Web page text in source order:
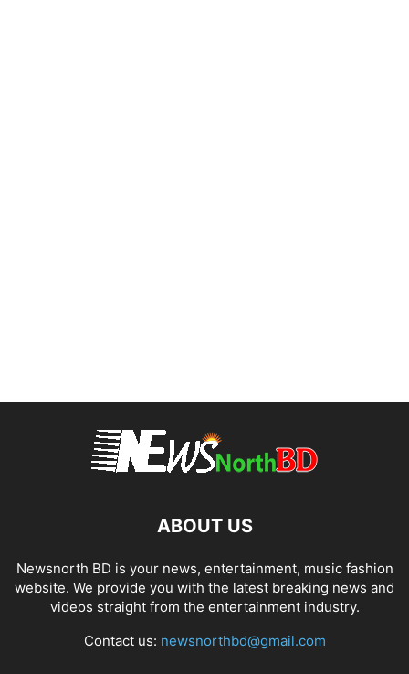
ABOUT US
Newsnorth BD is your news, entertainment, music fashion
website. We provide you with the latest breaking news and
videos straight from the entertainment industry.
Contact us: newsnorthbd@gmail.com